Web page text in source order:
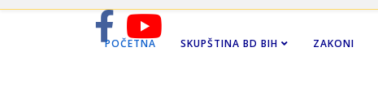
POČETNA SKUPŠTINA BD BIH ZAKONI